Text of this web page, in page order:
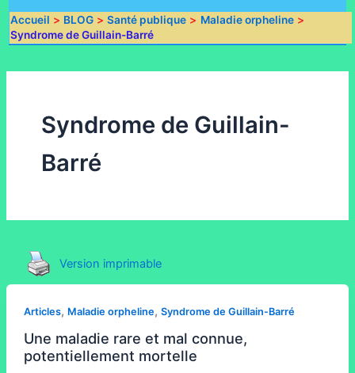
Accueil BLOG Santé publique
Maladie orpheline
Syndrome de Guillain-Barré
Syndrome de Guillain-
Barré
Version imprimable
Articles, Maladie orpheline, Syndrome de Guillain-Barré
Une maladie rare et mal connue,
potentiellement mortelle